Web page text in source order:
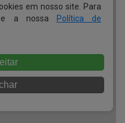
em nosso site. Para
a nossa
Política de